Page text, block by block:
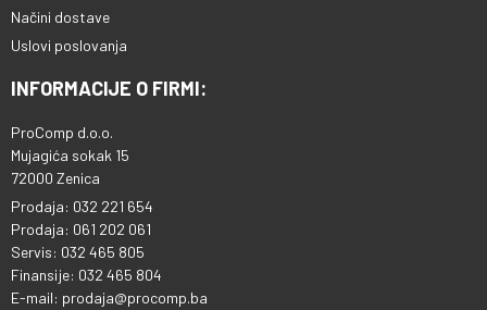
Načini dostave
Uslovi poslovanja
INFORMACIJE O FIRMI:
ProComp d.o.o.
Mujagića sokak 15
72000 Zenica
Prodaja: 032 221 654
Prodaja: 061 202 061
Servis: 032 465 805
Finansije: 032 465 804
E-mail: prodaja@procomp.ba